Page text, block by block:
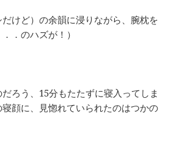
けど）の余韻に浸りながら、腕枕を
．のハズが！）
ろう、15分もたたずに寝入ってしま
顔に、見惚れていられたのはつかの